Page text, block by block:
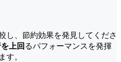
し、節約効果を発見してくださ
上回るパフォーマンスを発揮
す。